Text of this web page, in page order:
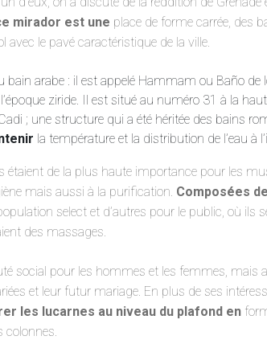
mirador est une place de forme carrée, des
avec le pavé caractéristique de la ville.
bain arabe : il est appelé Hammam ou Baño de
ziride. Il est situé au numéro 31 à la
; une structure qui a été héritée des bains
la température et la distribution de l’eau à
étaient de la plus haute importance pour les
mais aussi à la purification. Composées
select et d’autres pour le public, où ils
des massages.
social pour les hommes et les femmes, mais
et leur futur mariage. En plus de ses
les lucarnes au niveau du plafond en
colonnes.